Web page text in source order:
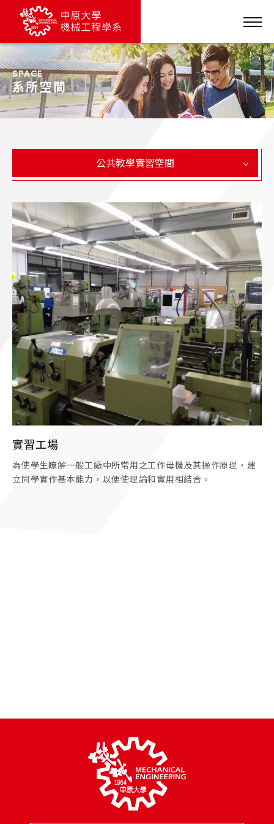
SPACE
系所空間
公共教學實習空間
實習工場
為使學生瞭解一般工廠中所常用之工作母機及其操作原理，建
立同學實作基本能力，以便使理論和實用相結合。